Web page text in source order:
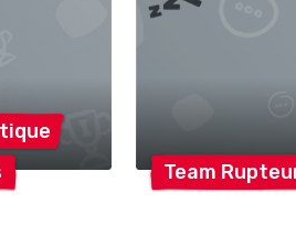
Team